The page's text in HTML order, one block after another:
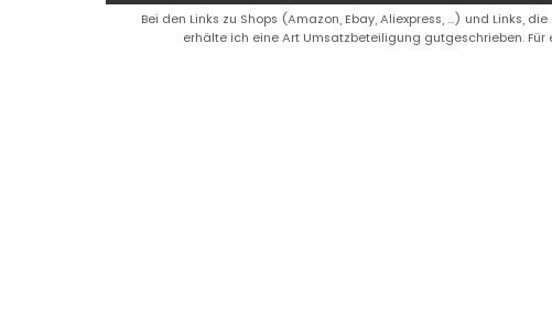
Bei den Links zu Shops (Amazon, Ebay, Aliexpress, ...) und Links,
erhälte ich eine Art Umsatzbeteiligung gutgeschrieben.